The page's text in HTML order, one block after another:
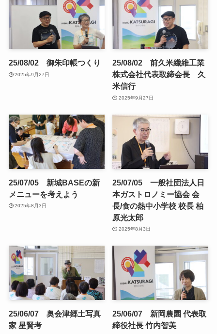
25/08/02 御朱印帳つくり
2025年9月27日
25/08/02 前久米繊維工業
株式会社代表取締会長 久
米信行
2025年9月27日
25/07/05 新城BASEの新
メニューを考えよう
2025年8月3日
25/07/05 一般社団法人日
本ガストロノミー協会 会
長/食の熱中小学校 校長 柏
原光太郎
2025年8月3日
25/06/07 奥会津郷土写真
家 星賢考
25/06/07 新岡農園 代表取
締役社長 竹内智美